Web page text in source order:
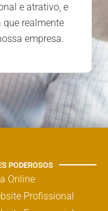
e atrativo, e
realmente
empresa.
PODEROSOS
Online
Profissional